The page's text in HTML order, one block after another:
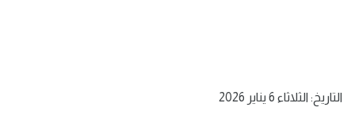
التاريخ: الثلاثاء 6 يناير 2026